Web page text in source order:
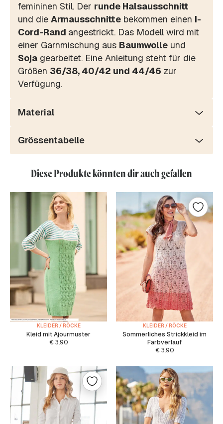
femininen Stil. Der runde Halsausschnitt
und die Armausschnitte bekommen einen I-
Cord-Rand angestrickt. Das Modell wird mit
einer Garnmischung aus Baumwolle und
Soja gearbeitet. Eine Anleitung steht für die
Größen 36/38, 40/42 und 44/46 zur
Verfügung.
Material
Grössentabelle
Diese Produkte könnten dir auch gefallen
KLEIDER / RÖCKE
Kleid mit Ajourmuster
€3.90
KLEIDER / RÖCKE
Sommerliches Strickkleid im
Farbverlauf
€3.90